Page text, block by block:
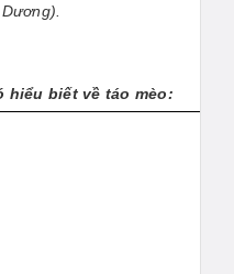
hiểu biết về táo mèo: